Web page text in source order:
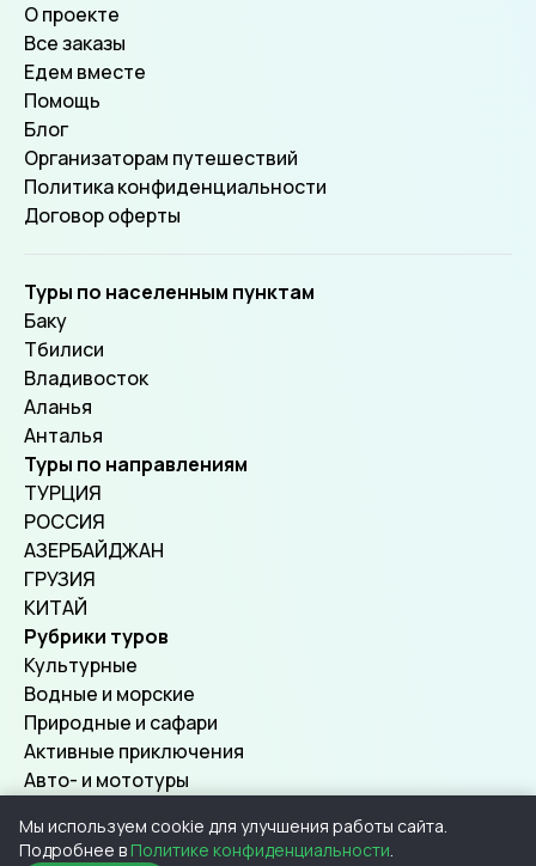
О проекте
Все заказы
Едем вместе
Помощь
Блог
Организаторам путешествий
Политика конфиденциальности
Договор оферты
Туры по населенным пунктам
Баку
Тбилиси
Владивосток
Аланья
Анталья
Туры по направлениям
ТУРЦИЯ
РОССИЯ
АЗЕРБАЙДЖАН
ГРУЗИЯ
КИТАЙ
Рубрики туров
Культурные
Водные и морские
Природные и сафари
Активные приключения
Авто- и мототуры
© 2026, SuperTours.Все права защищены.
Мы используем cookie для улучшения работы сайта.
Подробнее в Политике конфиденциальности.